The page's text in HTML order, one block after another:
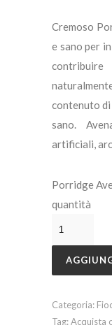
Cremoso
e sano per
contenuto
sano.
artificiali,
Porridge
quantità
Categoria:
Tag:Acquista